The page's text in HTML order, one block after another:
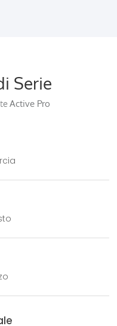
Serie
Active Pro